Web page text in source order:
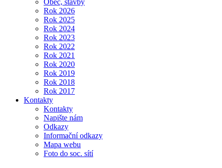
Obec, stavby
Rok 2026
Rok 2025
Rok 2024
Rok 2023
Rok 2022
Rok 2021
Rok 2020
Rok 2019
Rok 2018
Rok 2017
Kontakty
Kontakty
Napište nám
Odkazy
Informační odkazy
Mapa webu
Foto do soc. sítí